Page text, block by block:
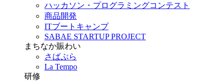
ハッカソン・プログラミングコンテスト
商品開発
ITブートキャンプ
SABAE STARTUP PROJECT
まちなか賑わい
さばぷら
La Tempo
研修